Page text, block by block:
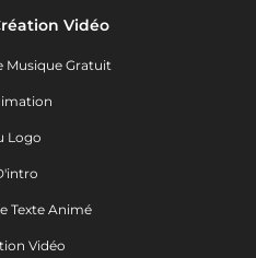
Vidéo
Musique Gratuit
Logo
Texte Animé
Vidéo